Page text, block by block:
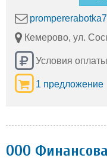
Кемерово, ул.
Условия
1 предложение
ООО